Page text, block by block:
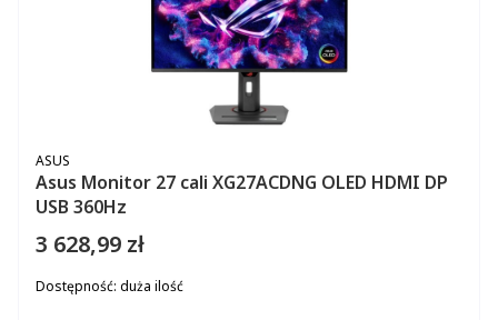
Asus Monitor 27 cali XG27ACDNG OLED HDMI DP
USB 360Hz
PRODUCENT
ASUS
Cena
3 628,99 zł
Dostępność: duża ilość